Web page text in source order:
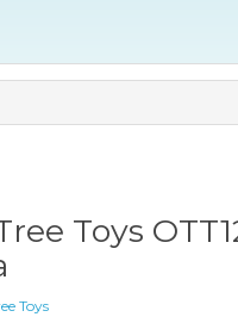
Toys
Toys